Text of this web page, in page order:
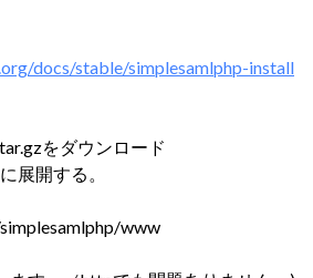
docs/stable/simplesamlphp-install
をダウンロード
展開する。
www